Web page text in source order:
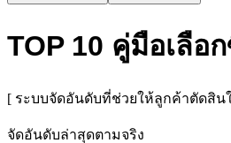
TOP 10 คู่มือเลื
[ ระบบจัดอันดับที่ช่วยให้ลูกค้าตัดสิน
จัดอันดับล่าสุดตามจริง